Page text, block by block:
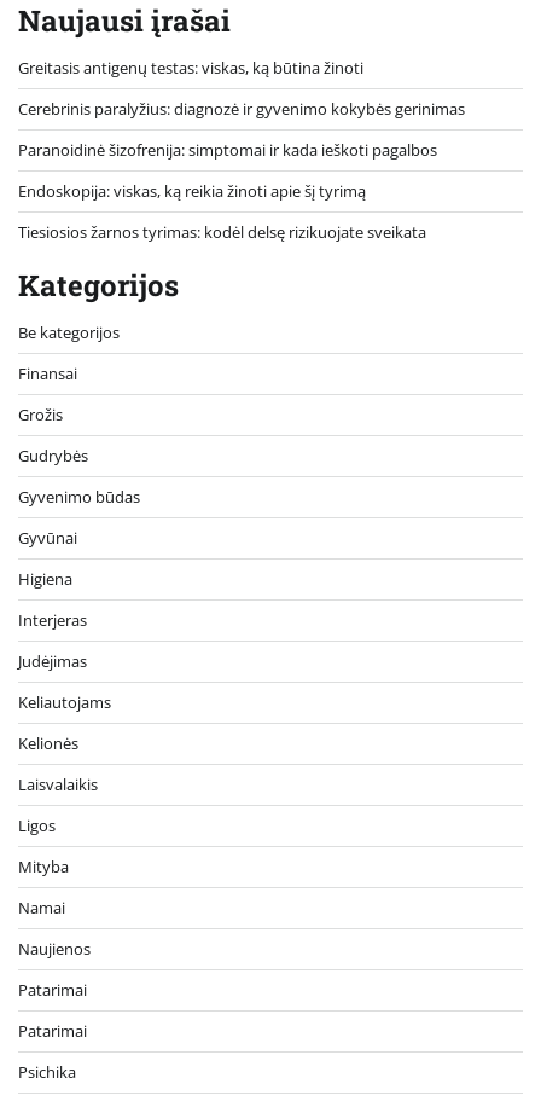
Naujausi įrašai
Greitasis antigenų testas: viskas, ką būtina žinoti
Cerebrinis paralyžius: diagnozė ir gyvenimo kokybės gerinimas
Paranoidinė šizofrenija: simptomai ir kada ieškoti pagalbos
Endoskopija: viskas, ką reikia žinoti apie šį tyrimą
Tiesiosios žarnos tyrimas: kodėl delsę rizikuojate sveikata
Kategorijos
Be kategorijos
Finansai
Grožis
Gudrybės
Gyvenimo būdas
Gyvūnai
Higiena
Interjeras
Judėjimas
Keliautojams
Kelionės
Laisvalaikis
Ligos
Mityba
Namai
Naujienos
Patarimai
Patarimai
Psichika